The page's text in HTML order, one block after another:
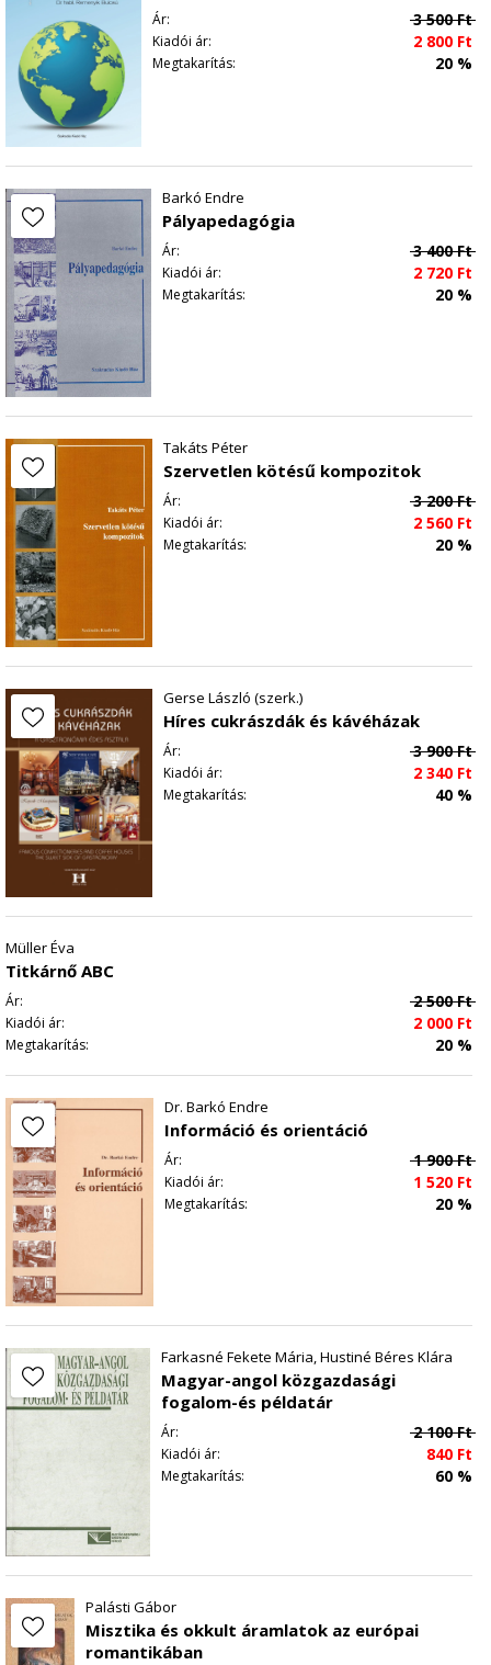
Ár: 3 500Ft
Kiadói ár: 2 800 Ft
Megtakarítás: 20 %
Barkó Endre
Pályapedagógia
Ár: 3 400Ft
Kiadói ár: 2 720 Ft
Megtakarítás: 20 %
Takáts Péter
Szervetlen kötésű kompozitok
Ár: 3 200Ft
Kiadói ár: 2 560 Ft
Megtakarítás: 20 %
Gerse László (szerk.)
Híres cukrászdák és kávéházak
Ár: 3 900Ft
Kiadói ár: 2 340 Ft
Megtakarítás: 40 %
Müller Éva
Titkárnő ABC
Ár: 2 500Ft
Kiadói ár: 2 000 Ft
Megtakarítás: 20 %
Dr. Barkó Endre
Információ és orientáció
Ár: 1 900Ft
Kiadói ár: 1 520 Ft
Megtakarítás: 20 %
Farkasné Fekete Mária, Hustiné Béres Klára
Magyar-angol közgazdasági
fogalom-és példatár
Ár: 2 100Ft
Kiadói ár: 840 Ft
Megtakarítás: 60 %
Palásti Gábor
Misztika és okkult áramlatok az európai
romantikában